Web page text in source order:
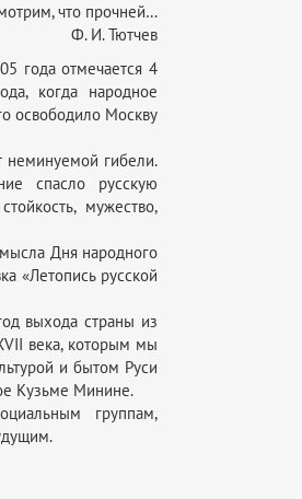
что прочней…
года отмечается 4
когда народное
освободило Москву
неминуемой гибели.
спасло русскую
мужество,
Дня народного
«Летопись русской
выхода страны из
века, которым мы
и бытом Руси
Кузьме Минине.
группам,